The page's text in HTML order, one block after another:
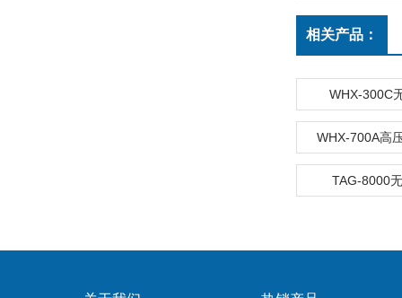
相关产品：
WHX-300C
WHX-700A高
TAG-8000